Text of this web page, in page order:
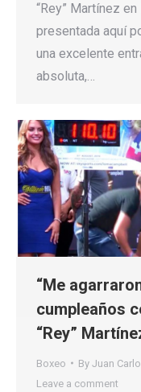
“Rey” Martínez
presentada aquí
una excelente
absoluta,…
“Me
cumpleaños
“Rey”
Boxeo By Juan
Leave a comment